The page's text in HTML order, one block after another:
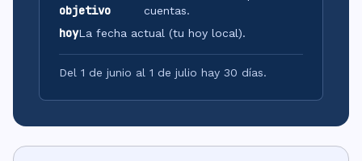
objetivo
cuentas.
hoyLa fecha actual (tu hoy local).
Del 1 de junio al 1 de julio hay 30 días.